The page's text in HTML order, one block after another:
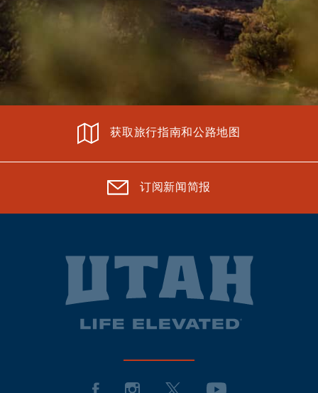
获取旅行指南和公路地图
订阅新闻简报